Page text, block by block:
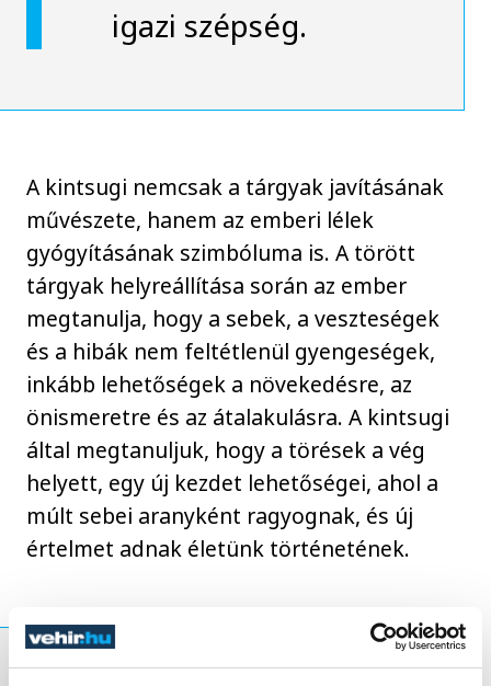
igazi szépség.
A kintsugi nemcsak a tárgyak javításának
művészete, hanem az emberi lélek
gyógyításának szimbóluma is. A törött
tárgyak helyreállítása során az ember
megtanulja, hogy a sebek, a veszteségek
és a hibák nem feltétlenül gyengeségek,
inkább lehetőségek a növekedésre, az
önismeretre és az átalakulásra. A kintsugi
által megtanuljuk, hogy a törések a vég
helyett, egy új kezdet lehetőségei, ahol a
múlt sebei aranyként ragyognak, és új
értelmet adnak életünk történetének.